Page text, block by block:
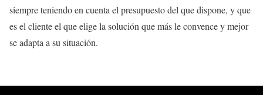
siempre teniendo en cuenta el presupuesto del que dispone, y que
es el cliente el que elige la solución que más le convence y mejor
se adapta a su situación.